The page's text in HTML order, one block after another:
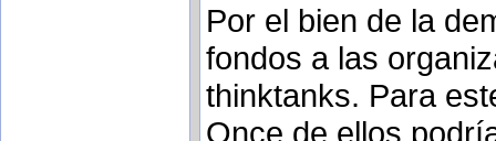
Por el bien de la
fondos a las
thinktanks. Para
Once de ellos